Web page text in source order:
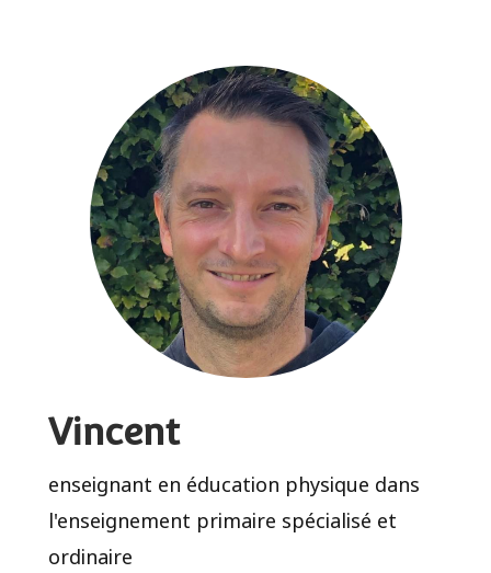
Vincent
enseignant en éducation physique dans
l'enseignement primaire spécialisé et
ordinaire